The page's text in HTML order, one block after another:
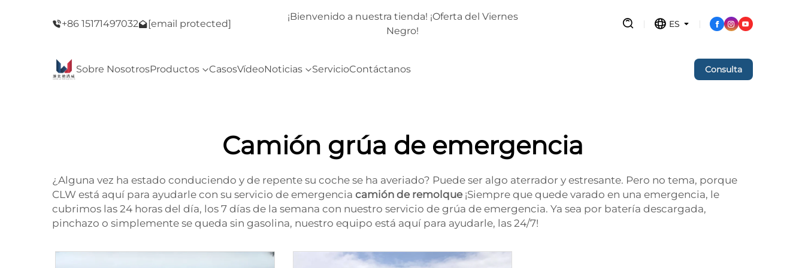
+86 15171497032 [email protected]
Negro!
¡Bienvenido a nuestra tienda! ¡Oferta del Viernes
Negro!
ES
Sobre NosotrosProductos CasosVídeoNoticias ServicioContáctanos Consulta
Camión grúa de emergencia
¿Alguna vez ha estado conduciendo y de repente su coche se ha averiado? Puede ser algo aterrador y estresante. Pero no tema, porque
CLW está aquí para ayudarle con su servicio de emergencia camión de remolque ¡Siempre que quede varado en una emergencia, le
cubrimos las 24 horas del día, los 7 días de la semana con nuestro servicio de grúa de emergencia. Ya sea por batería descargada,
pinchazo o simplemente se queda sin gasolina, nuestro equipo está aquí para ayudarle, las 24/7!